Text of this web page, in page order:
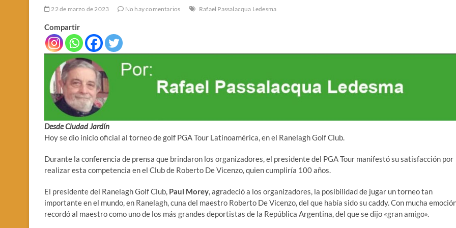
22 de marzo de 2023 No hay comentarios Rafael Passalacqua Ledesma
Compartir
Desde Ciudad Jardín
Hoy se dio inicio oficial al torneo de golf PGA Tour Latinoamérica, en el Ranelagh Golf Club.
Durante la conferencia de prensa que brindaron los organizadores, el presidente del PGA Tour manifestó su satisfacción por
realizar esta competencia en el Club de Roberto De Vicenzo, quien cumpliría 100 años.
El presidente del Ranelagh Golf Club, Paul Morey, agradeció a los organizadores, la posibilidad de jugar un torneo tan
importante en el mundo, en Ranelagh, cuna del maestro Roberto De Vicenzo, del que había sido su caddy. Con mucha
recordó al maestro como uno de los más grandes deportistas de la República Argentina, del que se dijo «gran amigo».